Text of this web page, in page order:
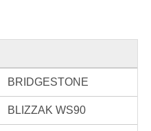
BRIDGESTONE
BLIZZAK WS90